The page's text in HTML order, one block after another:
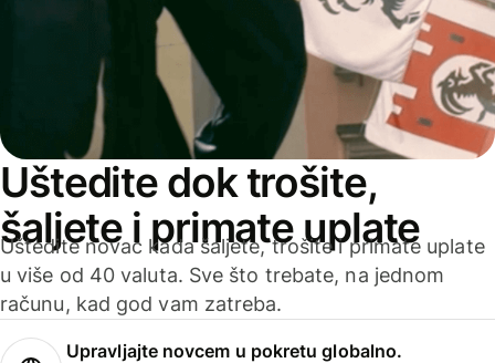
Uštedite dok trošite,
šaljete i primate uplate
Uštedite novac kada šaljete, trošite i primate uplate
u više od 40 valuta. Sve što trebate, na jednom
računu, kad god vam zatreba.
Upravljajte novcem u pokretu globalno.